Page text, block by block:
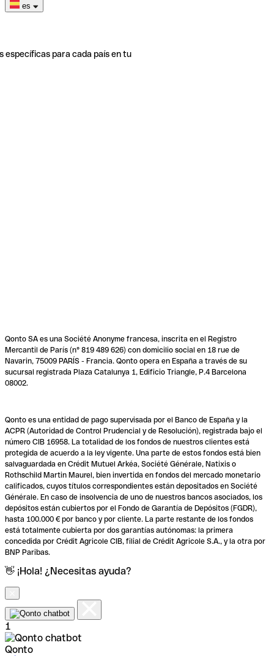
es
específicas para cada país en tu
Qonto SA es una Société Anonyme francesa, inscrita en el Registro
Mercantil de París (n° 819 489 626) con domicilio social en 18 rue de
Navarin, 75009 PARÍS - Francia. Qonto opera en España a través de su
sucursal registrada Plaza Catalunya 1, Edificio Triangle, P.4 Barcelona
08002.
Qonto es una entidad de pago supervisada por el Banco de España y la
ACPR (Autoridad de Control Prudencial y de Resolución), registrada bajo el
número CIB 16958. La totalidad de los fondos de nuestros clientes está
protegida de acuerdo a la ley vigente. Una parte de estos fondos está bien
salvaguardada en Crédit Mutuel Arkéa, Société Générale, Natixis o
Rothschild Martin Maurel, bien invertida en fondos del mercado monetario
calificados, cuyos títulos correspondientes están depositados en Société
Générale. En caso de insolvencia de uno de nuestros bancos asociados, los
depósitos están cubiertos por el Fondo de Garantía de Depósitos (FGDR),
hasta 100.000 € por banco y por cliente. La parte restante de los fondos
está totalmente cubierta por dos garantías autónomas: la primera
concedida por Crédit Agricole CIB, filial de Crédit Agricole S.A., y la otra por
BNP Paribas.
👋 ¡Hola! ¿Necesitas ayuda?
1
Qonto